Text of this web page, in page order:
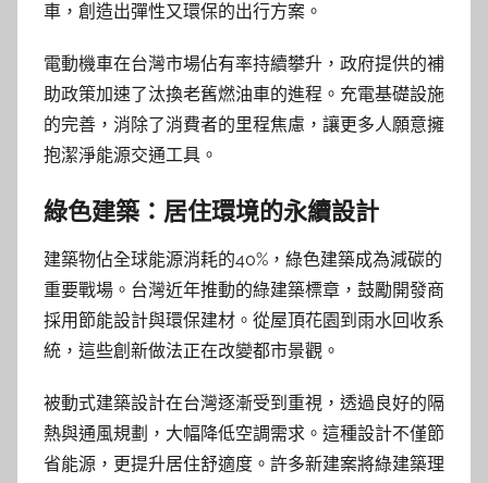
車，創造出彈性又環保的出行方案。
電動機車在台灣市場佔有率持續攀升，政府提供的補
助政策加速了汰換老舊燃油車的進程。充電基礎設施
的完善，消除了消費者的里程焦慮，讓更多人願意擁
抱潔淨能源交通工具。
綠色建築：居住環境的永續設計
建築物佔全球能源消耗的40%，綠色建築成為減碳的
重要戰場。台灣近年推動的綠建築標章，鼓勵開發商
採用節能設計與環保建材。從屋頂花園到雨水回收系
統，這些創新做法正在改變都市景觀。
被動式建築設計在台灣逐漸受到重視，透過良好的隔
熱與通風規劃，大幅降低空調需求。這種設計不僅節
省能源，更提升居住舒適度。許多新建案將綠建築理